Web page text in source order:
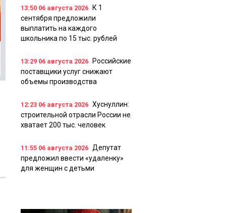
13:50 06 августа 2026
К 1
сентября предложили
выплатить на каждого
школьника по 15 тыс. рублей
13:29 06 августа 2026
Российские
поставщики услуг снижают
объемы производства
12:23 06 августа 2026 Хуснуллин:
строительной отрасли России не
хватает 200 тыс. человек
11:55 06 августа 2026 Депутат
предложил ввести «удаленку»
для женщин с детьми